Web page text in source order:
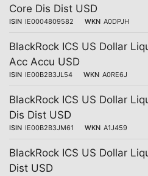
Core Dis Dist USD
ISIN IE0004809582 WKN A0DPJH
BlackRock ICS US Dollar
Acc Accu USD
ISIN IE00B2B3JL54 WKN A0RE6J
BlackRock ICS US Dollar
Dis Dist USD
ISIN IE00B2B3JM61 WKN A1J459
BlackRock ICS US Dollar
Dist USD